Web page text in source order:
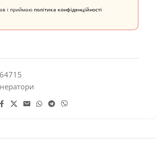
і приймаю політика конфіденційності